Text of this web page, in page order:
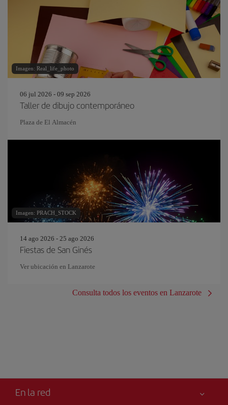
Imagen: Real_life_photo
06 jul 2026 - 09 sep 2026
Taller de dibujo contemporáneo
Plaza de El Almacén
Imagen: PRACH_STOCK
14 ago 2026 - 25 ago 2026
Fiestas de San Ginés
Ver ubicación en Lanzarote
Consulta todos los eventos en Lanzarote
En la red